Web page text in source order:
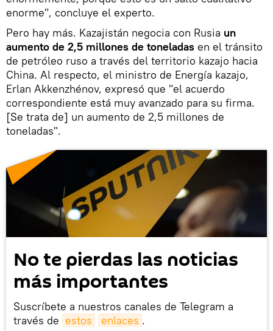
enorme", concluye el experto.
Pero hay más. Kazajistán negocia con Rusia un
aumento de 2,5 millones de toneladas en el tránsito
de petróleo ruso a través del territorio kazajo hacia
China. Al respecto, el ministro de Energía kazajo,
Erlan Akkenzhénov, expresó que "el acuerdo
correspondiente está muy avanzado para su firma.
[Se trata de] un aumento de 2,5 millones de
toneladas".
No te pierdas las noticias
más importantes
Suscríbete a nuestros canales de Telegram a
través de estos enlaces .